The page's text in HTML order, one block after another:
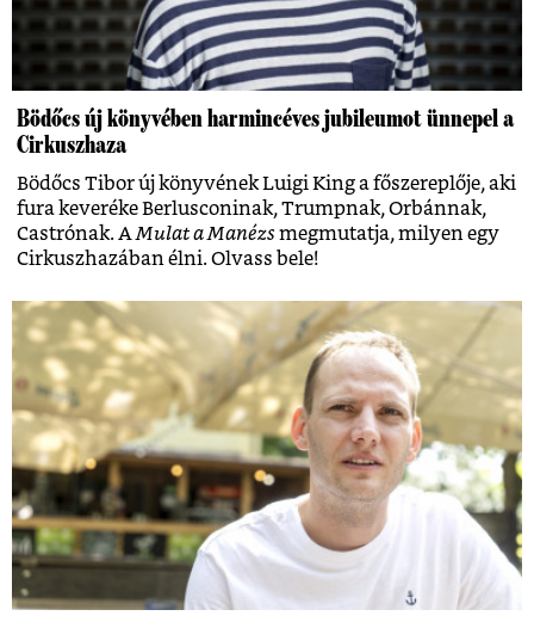
Bödőcs új könyvében harmincéves jubileumot ünnepel a
Cirkuszhaza
Bödőcs Tibor új könyvének Luigi King a főszereplője, aki
fura keveréke Berlusconinak, Trumpnak, Orbánnak,
Castrónak. A Mulat a Manézs megmutatja, milyen egy
Cirkuszhazában élni. Olvass bele!